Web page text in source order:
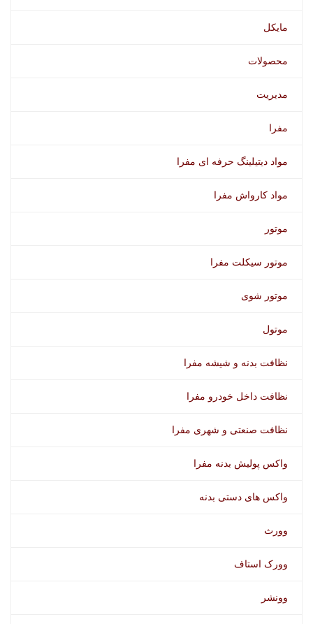
مایکل
محصولات
مدیریت
مفرا
مواد دیتیلینگ حرفه ای مفرا
مواد کارواش مفرا
موتور
موتور سیکلت مفرا
موتور شوی
موتول
نظافت بدنه و شیشه مفرا
نظافت داخل خودرو مفرا
نظافت صنعتی و شهری مفرا
واکس پولیش بدنه مفرا
واکس های دستی بدنه
وورث
وورک استاف
وونشر